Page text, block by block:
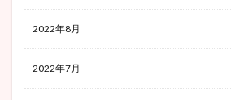
2022年8月
2022年7月